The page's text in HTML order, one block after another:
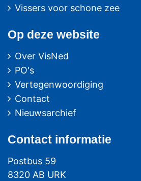
Vissers voor schone zee
Op deze website
Over VisNed
PO's
Vertegenwoordiging
Contact
Nieuwsarchief
Contact informatie
Postbus 59
8320 AB URK